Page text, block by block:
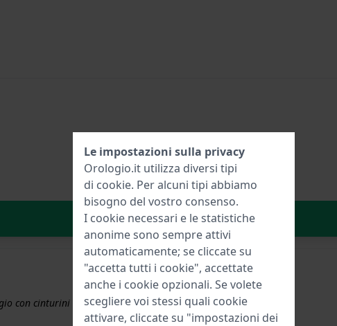
Aggiungi al carrello
con cinturini superiori a € 50
Le impostazioni sulla privacy
Orologio.it utilizza diversi tipi
di cookie. Per alcuni tipi abbiamo
bisogno del vostro consenso.
I cookie necessari e le statistiche
anonime sono sempre attivi
automaticamente; se cliccate su
"accetta tutti i cookie", accettate
anche i cookie opzionali. Se volete
scegliere voi stessi quali cookie
attivare, cliccate su "impostazioni dei